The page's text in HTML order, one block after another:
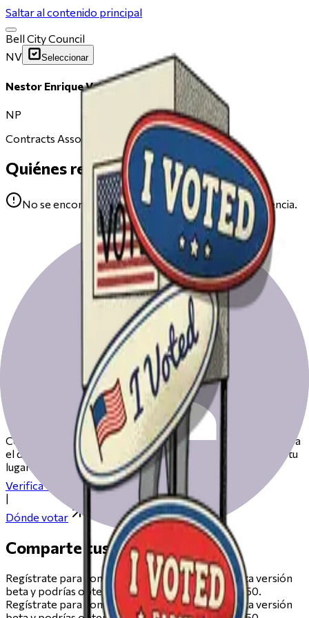
Saltar al contenido principal
Bell City Council
NV
Seleccionar
Nestor Enrique Valencia
NP
Contracts Associate, Adventist Health
Quiénes respaldan
No se encontraron avales para Nestor Enrique Valencia.
Prepárate para votar el día de las
elecciones
Consulta nuestros recursos para ayudarte a prepararte para
el día de las elecciones, desde registrarte hasta encontrar tu
lugar de votación.
Verifica tu registro
Dónde votar
Comparte tus comentarios
Regístrate para compartir comentarios sobre esta versión
beta y podrías obtener una tarjeta de regalo de $50.
Regístrate para compartir comentarios sobre esta versión